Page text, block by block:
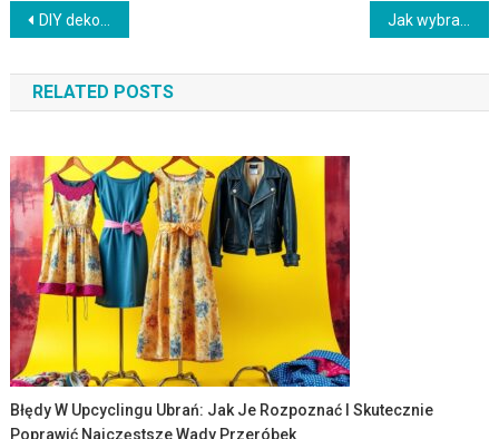
Nawigacja
wpisu
DIY dekoracje na wiosnę: jak stworzyć trwałe ozdoby z naturalnych materiałów i papieru
RELATED POSTS
Błędy W Upcyclingu Ubrań: Jak Je Rozpoznać I Skutecznie
Poprawić Najczęstsze Wady Przeróbek